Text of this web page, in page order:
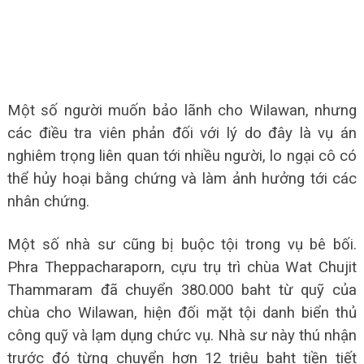
Một số người muốn bảo lãnh cho Wilawan, nhưng
các điều tra viên phản đối với lý do đây là vụ án
nghiêm trọng liên quan tới nhiều người, lo ngại cô có
thể hủy hoại bằng chứng và làm ảnh hưởng tới các
nhân chứng.
Một số nhà sư cũng bị buộc tội trong vụ bê bối.
Phra Theppacharaporn, cựu trụ trì chùa Wat Chujit
Thammaram đã chuyển 380.000 baht từ quỹ của
chùa cho Wilawan, hiện đối mặt tội danh biển thủ
công quỹ và lạm dụng chức vụ. Nhà sư này thú nhận
trước đó từng chuyển hơn 12 triệu baht tiền tiết